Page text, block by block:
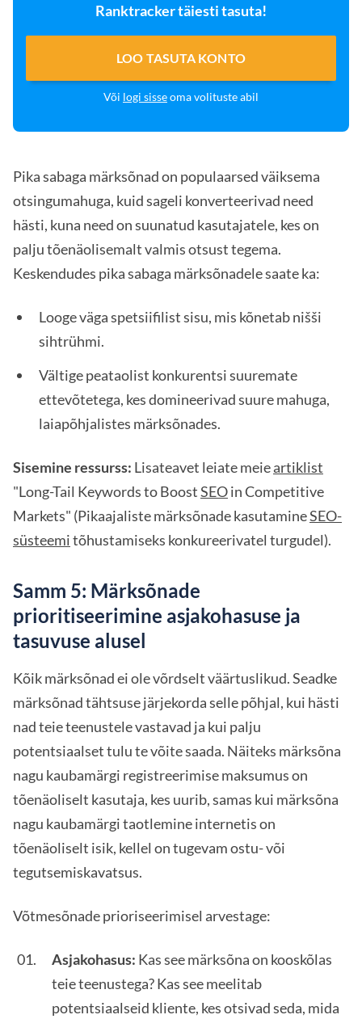
Ranktracker täiesti tasuta!
LOO TASUTA KONTO
Või logi sisseoma volituste abil
Pika sabaga märksõnad on populaarsed väiksema
otsingumahuga, kuid sageli konverteerivad need
hästi, kuna need on suunatud kasutajatele, kes on
palju tõenäolisemalt valmis otsust tegema.
Keskendudes pika sabaga märksõnadele saate ka:
Looge väga spetsiifilist sisu, mis kõnetab nišši
sihtrühmi.
Vältige peataolist konkurentsi suuremate
ettevõtetega, kes domineerivad suure mahuga,
laiapõhjalistes märksõnades.
Sisemine ressurss: Lisateavet leiate meieartiklist
"Long-Tail Keywords to BoostSEOin Competitive
Markets" (Pikaajaliste märksõnade kasutamineSEO-
süsteemitõhustamiseks konkureerivatel turgudel).
Samm 5: Märksõnade
prioritiseerimine asjakohasuse ja
tasuvuse alusel
Kõik märksõnad ei ole võrdselt väärtuslikud. Seadke
märksõnad tähtsuse järjekorda selle põhjal, kui hästi
nad teie teenustele vastavad ja kui palju
potentsiaalset tulu te võite saada. Näiteks märksõna
nagu kaubamärgi registreerimise maksumus on
tõenäoliselt kasutaja, kes uurib, samas kui märksõna
nagu kaubamärgi taotlemine internetis on
tõenäoliselt isik, kellel on tugevam ostu- või
tegutsemiskavatsus.
Võtmesõnade prioriseerimisel arvestage:
Asjakohasus: Kas see märksõna on kooskõlas
teie teenustega? Kas see meelitab
potentsiaalseid kliente, kes otsivad seda, mida